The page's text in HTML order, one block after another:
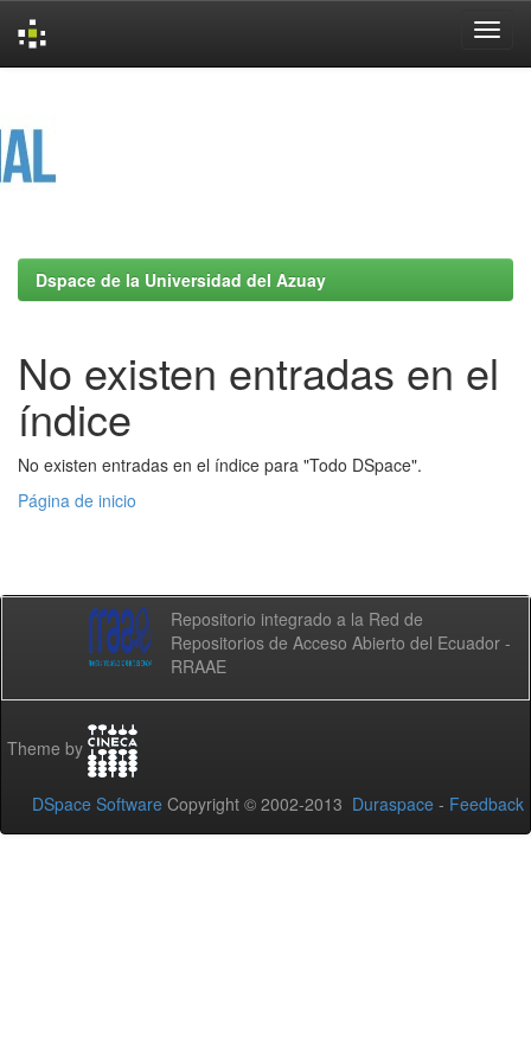
Dspace de la Universidad del Azuay
No existen entradas en el
índice
No existen entradas en el índice para "Todo DSpace".
Página de inicio
Repositorio integrado a la Red de
Repositorios de Acceso Abierto del Ecuador -
RRAAE
Theme by
DSpace Software Copyright © 2002-2013 Duraspace - Feedback